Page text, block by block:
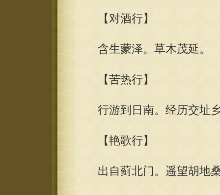
【对酒行】
含生蒙泽。草木茂延。
【苦热行】
行游到日南。经历交址乡
【艳歌行】
出自蓟北门。遥望胡地桑